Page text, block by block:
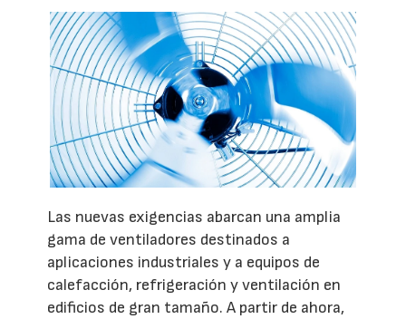
Las nuevas exigencias abarcan una amplia
gama de ventiladores destinados a
aplicaciones industriales y a equipos de
calefacción, refrigeración y ventilación en
edificios de gran tamaño. A partir de ahora,